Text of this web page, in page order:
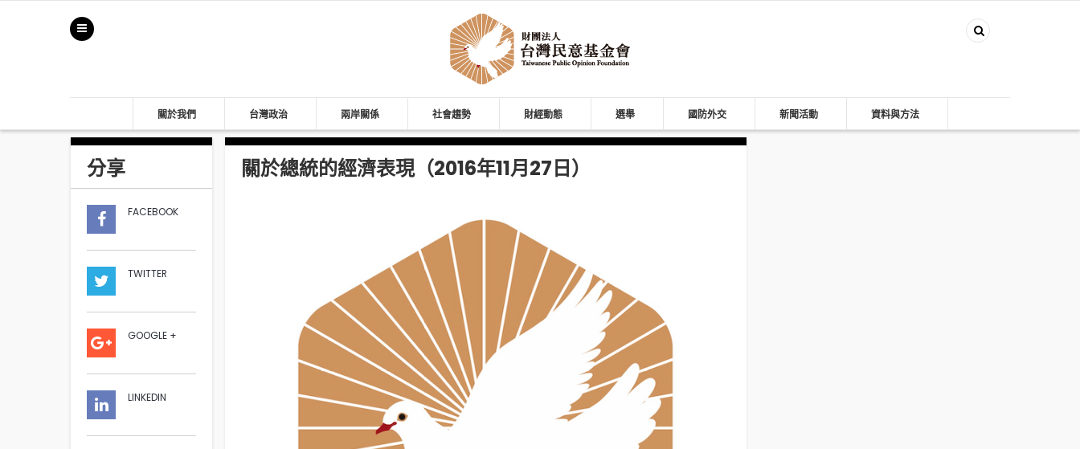
關於我們 台灣政治 兩岸關係 社會趨勢 財經動態 選舉 國防外交 新聞活動 資料與方法
分享
FACEBOOK
TWITTER
GOOGLE +
LINKEDIN
關於總統的經濟表現（2016年11月27日）